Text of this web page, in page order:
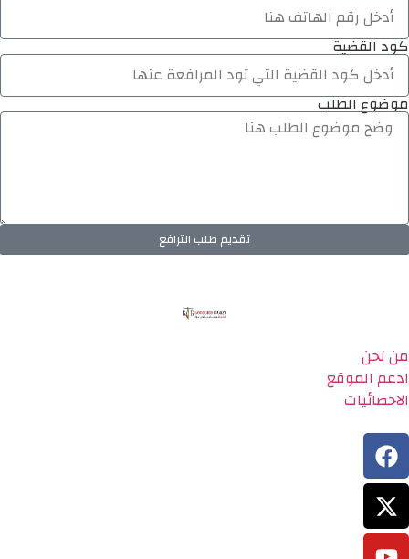
كود القضية
موضوع الطلب
تقديم طلب الترافع
من نحن
ادعم الموقع
الاحصائيات